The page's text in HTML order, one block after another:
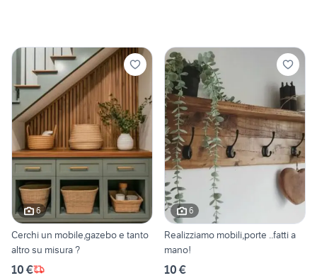
6
Cerchi un mobile,gazebo e tanto
altro su misura ?
10 €
6
Realizziamo mobili,porte ..fatti a
mano!
10 €